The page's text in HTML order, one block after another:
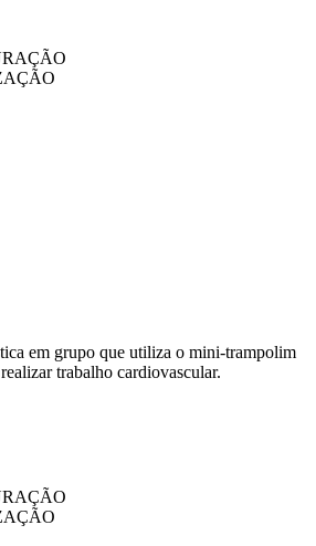
em grupo que utiliza o mini-trampolim
trabalho cardiovascular.